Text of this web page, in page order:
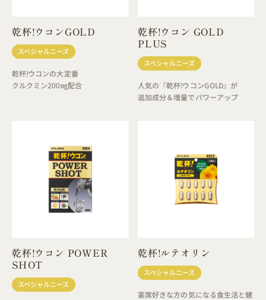
乾杯!ウコンGOLD
スペシャルニーズ
乾杯!ウコンの大定番
クルクミン200㎎配合
乾杯!ウコン GOLD
PLUS
スペシャルニーズ
人気の『乾杯!ウコンGOLD』が
追加成分＆増量でパワーアップ
乾杯!ウコン POWER
SHOT
スペシャルニーズ
乾杯!ルテオリン
スペシャルニーズ
宴席好きな方の気になる食生活と健